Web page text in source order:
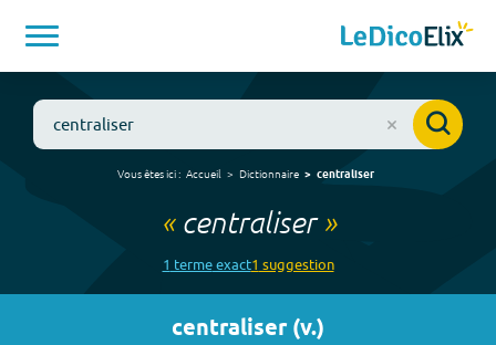
Vous êtes ici : Accueil Dictionnaire centraliser
« centraliser»
1 termeexact1 suggestion
centraliser(v.)